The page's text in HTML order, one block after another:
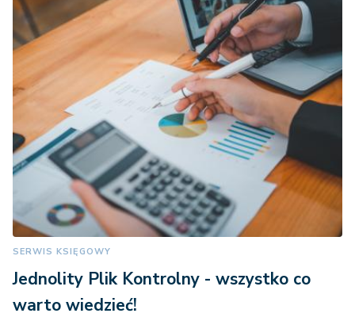
SERWIS KSIĘGOWY
Jednolity Plik Kontrolny - wszystko co
warto wiedzieć!